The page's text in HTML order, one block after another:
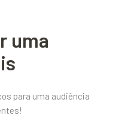
uma
para uma audiência